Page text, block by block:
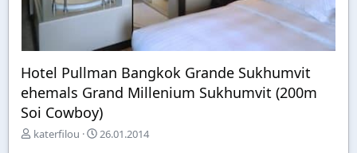
Hotel Pullman Bangkok Grande Sukhumvit
ehemals Grand Millenium Sukhumvit (200m
Soi Cowboy)
E
katerfilou
A
26.01.2014